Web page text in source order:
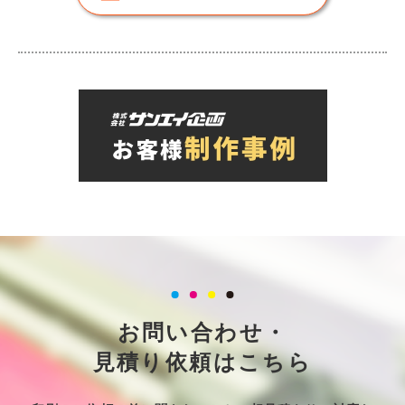
お問い合わせ・
見積り依頼はこちら